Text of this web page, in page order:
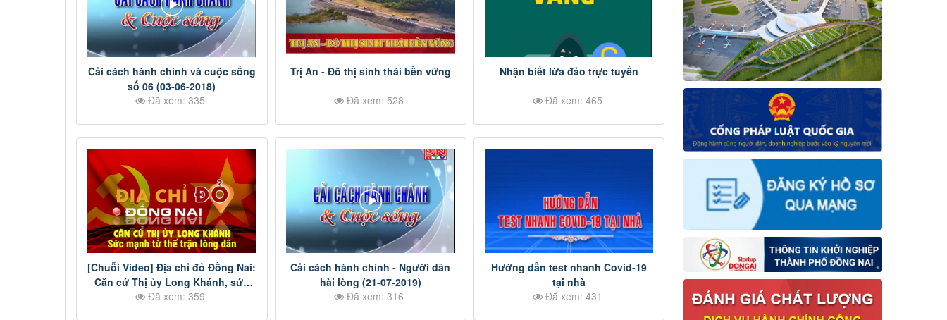
Cải cách hành chính và cuộc sống
số 06 (03-06-2018)
Đã xem: 335
Trị An - Đô thị sinh thái bền vững
Đã xem: 528
Nhận biết lừa đảo trực tuyến
Đã xem: 465
[Chuỗi Video] Địa chỉ đỏ Đồng Nai:
Căn cứ Thị ủy Long Khánh, sức
mạnh từ thế trận lòng dân
Đã xem: 359
Cải cách hành chính - Người dân
hài lòng (21-07-2019)
Đã xem: 316
Hướng dẫn test nhanh Covid-19
tại nhà
Đã xem: 431